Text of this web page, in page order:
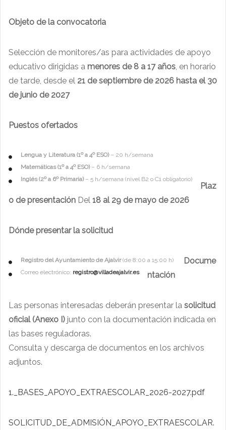
Objeto de la convocatoria
Selección de monitores/as para actividades de apoyo
educativo dirigidas a menores de 8 a 17 años, en horario
de tarde, desde el 21 de septiembre de 2026 hasta el 30
de junio de 2027
Puestos ofertados
Lengua y Literatura (1º a 4º ESO)– 20 h/semana
Matemáticas (1º a 4º ESO)– 6 h/semana
Inglés (2º a 6º Primaria)– 5 h/semana (nivel B2 o C1 obligatorio)
Plaz
o de presentación Del 18 al 29 de mayo de 2026
Dónde presentar la solicitud
Registro del Ayuntamiento de Ajalvir(de 8:00 a 15:00 h)
Correo electrónico: registro@villadeajalvir.es
Docume
ntación
Las personas interesadas deberán presentar la solicitud
oficial (Anexo I) junto con la documentación indicada en
las bases reguladoras.
Consulta y descarga de documentos en los archivos
adjuntos.
1._BASES_APOYO_EXTRAESCOLAR_2026-2027.pdf
SOLICITUD_DE_ADMISIÓN_APOYO_EXTRAESCOLAR.